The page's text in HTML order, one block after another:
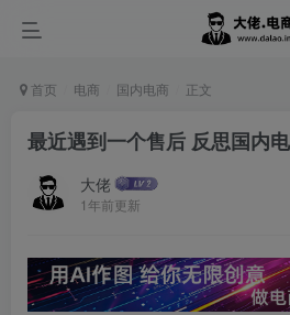
首页 电商 国内电商 正文
最近遇到一个售后 反思国内
大佬
1年前更新